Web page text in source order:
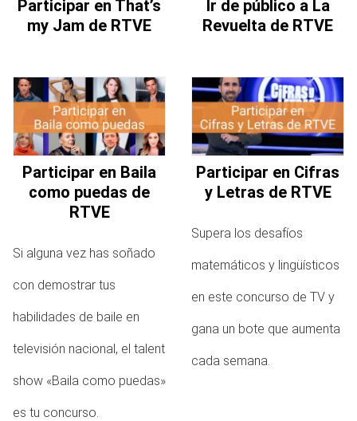
Participar en That’s
my Jam de RTVE
Ir de público a La
Revuelta de RTVE
Participar en Baila
como puedas de
RTVE
Si alguna vez has soñado
con demostrar tus
habilidades de baile en
televisión nacional, el talent
show «Baila como puedas»
es tu concurso.
Participar en Cifras
y Letras de RTVE
Supera los desafíos
matemáticos y lingüísticos
en este concurso de TV y
gana un bote que aumenta
cada semana.